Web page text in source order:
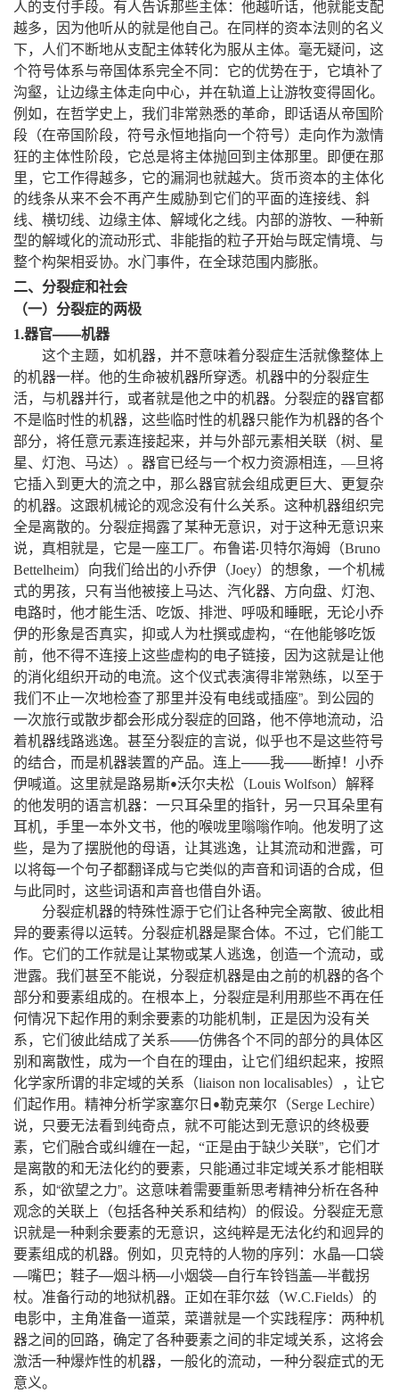
人的支付手段。 有人告诉那些主体： 他越听话， 他就能支配
越多， 因为他听从的就是他自己。 在同样的资本法则的名义
下， 人们不断地从支配主体转化为服从主体。 毫无疑问 ， 这
个符号体系与帝国体系完全不同 ： 它的优势在于，
它填补了
沟壑， 让边缘主体走向中心， 并在轨道上让游牧变得固化。
例如 ， 在哲学史上 ， 我们非常熟悉的革命，
即话语从帝国阶
段（在帝国阶段， 符号永恒地指向一个符号）走向作为激情
狂的主体性阶段， 它总是将主体抛回到主体那里。
即便在那
里， 它工作得越多， 它的漏洞也就越大。 货币资本的主体化
的线条从来不会不再产生威胁到它们的平面的连接线、斜
线、横切线、边缘主体、解域化之线。
内部的游牧、一种新
型的解域化的流动形式、非能指的粒子开始与既定情境、与
整个构架相妥协。 水门事件， 在全球范围内膨胀。
二、分裂症和社会
（一）分裂症的两极
1.器官——机器
这个主题， 如机器， 并不意味着分裂症生活就像整体上
的机器一样。 他的生命被机器所穿透。 机器中的分裂症生
活， 与机器并行， 或者就是他之中的机器。
分裂症的器官都
不是临时性的机器， 这些临时性的机器只能作为机器的各个
部分， 将任意元素连接起来， 并与外部元素相关联（树、星
星、灯泡、马达） 。 器官已经与一个权力资源相连， —旦将
它插入到更大的流之中，
那么器官就会组成更巨大、更复杂
的机器。 这跟机械论的观念没有什么关系。 这种机器组织完
全是离散的。 分裂症揭露了某种无意识，
对于这种无意识来
说， 真相就是， 它是一座工厂。 布鲁诺·贝特尔海姆（Bruno
Bettelheim） 向我们给出的小乔伊（Joey）的想象 ， 一个机械
式的男孩，
只有当他被接上马达、汽化器、方向盘、灯泡、
电路时， 他才能生活、吃饭、排泄、呼吸和睡眠， 无论小乔
伊的形象是否真实， 抑或人为杜撰或虚构， “在他能够吃饭
前， 他不得不连接上这些虚构的电子链接，
因为这就是让他
的消化组织开动的电流。 这个仪式表演得非常熟练，
以至于
我们不止一次地检查了那里并没有电线或插座”。
到公园的
一次旅行或散步都会形成分裂症的回路， 他不停地流动， 沿
着机器线路逃逸。 甚至分裂症的言说， 似乎也不是这些符号
的结合， 而是机器装置的产品。 连上——我——断掉！
小乔
伊喊道。 这里就是路易斯•沃尔夫松 （Louis Wolfson）
解释
的他发明的语言机器： 一只耳朵里的指针，
另一只耳朵里有
耳机， 手里一本外文书， 他的喉咙里嗡嗡作响。 他发明了这
些， 是为了摆脱他的母语， 让其逃逸， 让其流动和泄露，
可
以将每一个句子都翻译成与它类似的声音和词语的合成， 但
与此同时， 这些词语和声音也借自外语。
分裂症机器的特殊性源于它们让各种完全离散、彼此相
异的要素得以运转。 分裂症机器是聚合体。 不过，
它们能工
作。 它们的工作就是让某物或某人逃逸， 创造一个流动，
或
泄露。 我们甚至不能说，
分裂症机器是由之前的机器的各个
部分和要素组成的。 在根本上 ，
分裂症是利用那些不再在任
何情况下起作用的剩余要素的功能机制 ，
正是因为没有关
系， 它们彼此结成了关系——仿佛各个不同的部分的具体区
别和离散性， 成为一个自在的理由， 让它们组织起来， 按照
化学家所谓的非定域的关系
（liaison non localisables）， 让它
们起作用。 精神分析学家塞尔日 •勒克莱尔 （Serge Lechire）
说， 只要无法看到纯奇点， 就不可能达到无意识的终极要
素， 它们融合或纠缠在一起， “正是由于缺少关联”，
它们才
是离散的和无法化约的要素，
只能通过非定域关系才能相联
系， 如“欲望之力”。 这意味着需要重新思考精神分析在各种
观念的关联上（包括各种关系和结构）的假设。
分裂症无意
识就是一种剩余要素的无意识， 这纯粹是无法化约和迥异的
要素组成的机器。 例如 ， 贝克特的人物的序列 ： 水晶—口袋
—嘴巴 ； 鞋子—烟斗柄—小烟袋—自行车铃铛盖—半截拐
杖。 准备行动的地狱机器。 正如在菲尔兹 （W.C.Fields）
的
电影中， 主角准备一道菜， 菜谱就是一个实践程序：
两种机
器之间的回路， 确定了各种要素之间的非定域关系， 这将会
激活一种爆炸性的机器， 一般化的流动， 一种分裂症式的无
意义。